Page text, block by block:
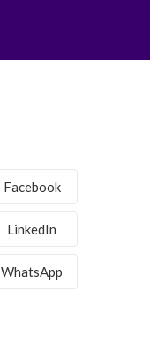
Facebook
LinkedIn
WhatsApp